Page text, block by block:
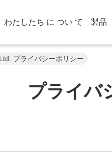
わたしたち に つい て 製品
プライバシーポリシー
プライバ